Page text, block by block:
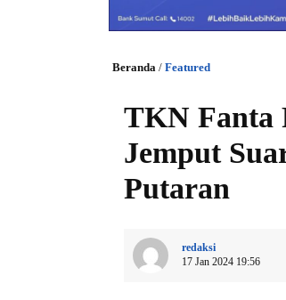
Beranda / Featured
TKN Fanta
Jemput
Putaran
redaksi
17 Jan 2024 19:56